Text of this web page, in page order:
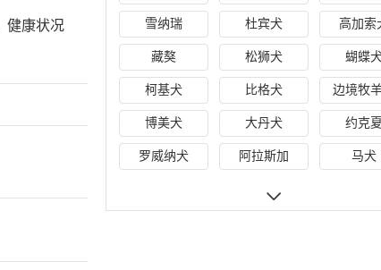
健康状况
雪纳瑞 杜宾犬 高加索
藏獒 松狮犬 蝴蝶
柯基犬 比格犬 边境牧
博美犬 大丹犬 约克
罗威纳犬 阿拉斯加 马犬